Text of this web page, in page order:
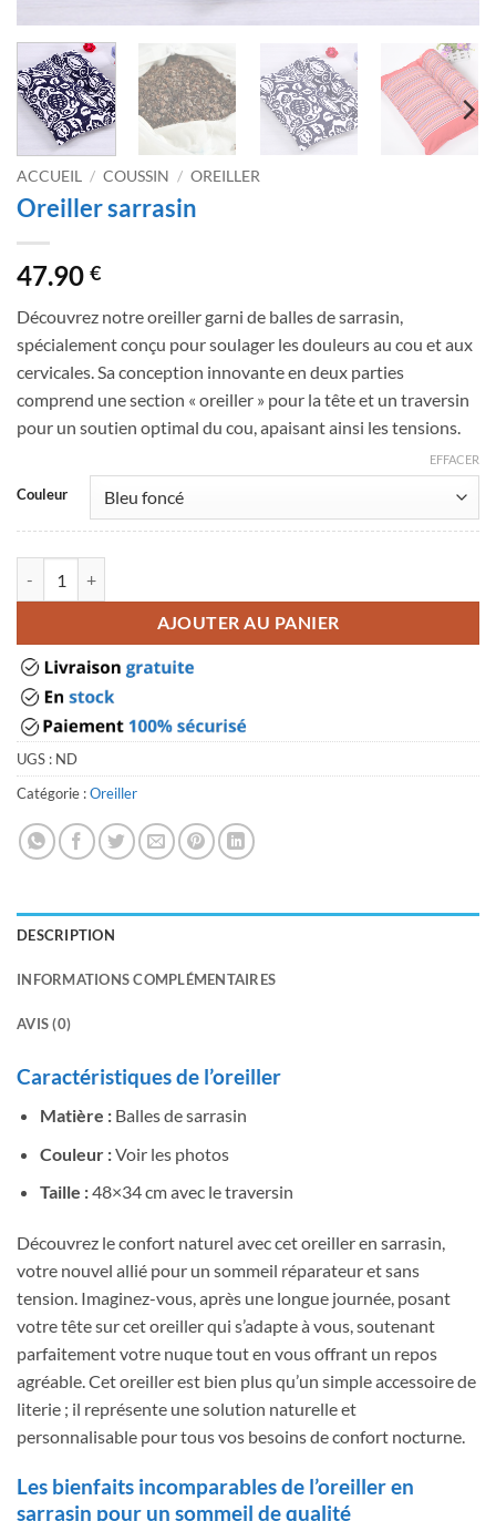
ACCUEIL / COUSSIN / OREILLER
Oreiller sarrasin
47.90 €
Découvrez notre oreiller garni de balles de sarrasin,
spécialement conçu pour soulager les douleurs au cou et aux
cervicales. Sa conception innovante en deux parties
comprend une section « oreiller » pour la tête et un traversin
pour un soutien optimal du cou, apaisant ainsi les tensions.
Couleur
EFFACER
AJOUTER AU PANIER
UGS : ND
Catégorie :Oreiller
DESCRIPTION
INFORMATIONS COMPLÉMENTAIRES
AVIS (0)
Caractéristiques de l’oreiller
Matière : Balles de sarrasin
Couleur :Voir les photos
Taille :48×34 cm avec le traversin
Découvrez le confort naturel avec cet oreiller en sarrasin,
votre nouvel allié pour un sommeil réparateur et sans
tension. Imaginez-vous, après une longue journée, posant
votre tête sur cet oreiller qui s’adapte à vous, soutenant
parfaitement votre nuque tout en vous offrant un repos
agréable. Cet oreiller est bien plus qu’un simple accessoire de
literie ; il représente une solution naturelle et
personnalisable pour tous vos besoins de confort nocturne.
Les bienfaits incomparables de l’oreiller en
sarrasin pour un sommeil de qualité